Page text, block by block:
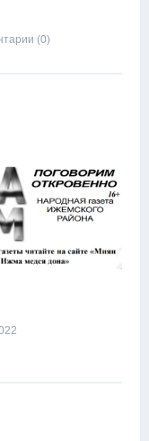
(0)